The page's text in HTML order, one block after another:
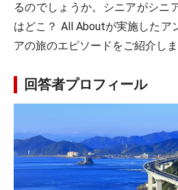
るのでしょうか。シニアがシニ
はどこ？ All Aboutが実施したア
アの旅のエピソードをご紹介しま
回答者プロフィール